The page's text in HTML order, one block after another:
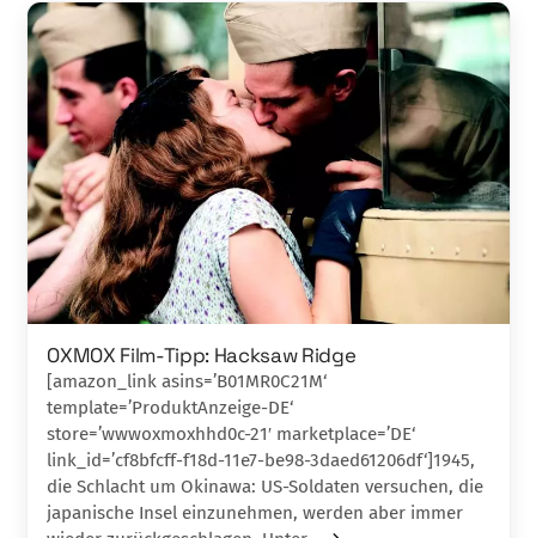
OXMOX Film-Tipp: Hacksaw Ridge
[amazon_link asins=’B01MR0C21M‘
template=’ProduktAnzeige-DE‘
store=’wwwoxmoxhhd0c-21′ marketplace=’DE‘
link_id=’cf8bfcff-f18d-11e7-be98-3daed61206df‘]1945,
die Schlacht um Okinawa: US-Soldaten ver­suchen, die
japanische Insel einzunehmen, werden aber immer